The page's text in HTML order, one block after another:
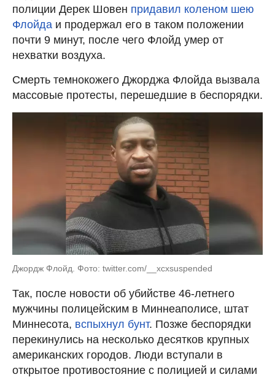
полиции Дерек Шовен придавил коленом шею
Флойда и продержал его в таком положении
почти 9 минут, после чего Флойд умер от
нехватки воздуха.
Смерть темнокожего Джорджа Флойда вызвала
массовые протесты, перешедшие в беспорядки.
Джордж Флойд. Фото: twitter.com/__xcxsuspended
Так, после новости об убийстве 46-летнего
мужчины полицейским в Миннеаполисе, штат
Миннесота, вспыхнул бунт. Позже беспорядки
перекинулись на несколько десятков крупных
американских городов. Люди вступали в
открытое противостояние с полицией и силами